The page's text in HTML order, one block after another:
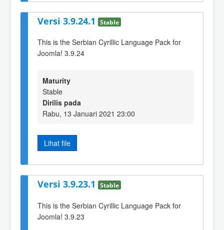
Versi 3.9.24.1 Stable
This is the Serbian Cyrillic Language Pack for
Joomla! 3.9.24
Maturity
Stable
Dirilis pada
Rabu, 13 Januari 2021 23:00
Lihat file
Versi 3.9.23.1 Stable
This is the Serbian Cyrillic Language Pack for
Joomla! 3.9.23